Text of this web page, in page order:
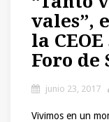
vales”,
la
Foro de
junio 23, 2017
Vivimos en un